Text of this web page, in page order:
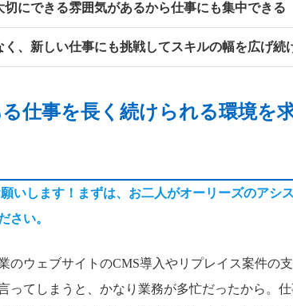
切にできる雰囲気があるから仕事にも集中できる
く、新しい仕事にも挑戦してスキルの幅を広げ続
仕事を長く続けられる環境を
いします！まずは、お二人がオーリーズのアシ
さい。
のウェブサイトのCMS導入やリプレイス案件の
ってしまうと、かなり業務が多忙だったから。